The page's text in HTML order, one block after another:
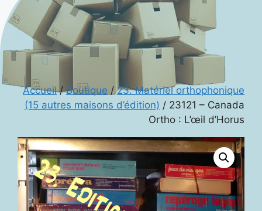
Accueil/Boutique /23. Matériel orthophonique
(15 autres maisons d’édition) / 23121 – Canada
Ortho : L’œil d’Horus